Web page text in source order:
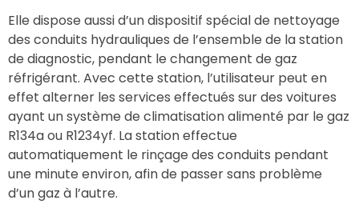
Elle dispose aussi d’un dispositif spécial de nettoyage
des conduits hydrauliques de l’ensemble de la station
de diagnostic, pendant le changement de gaz
réfrigérant. Avec cette station, l’utilisateur peut en
effet alterner les services effectués sur des voitures
ayant un système de climatisation alimenté par le gaz
R134a ou R1234yf. La station effectue
automatiquement le rinçage des conduits pendant
une minute environ, afin de passer sans problème
d’un gaz à l’autre.